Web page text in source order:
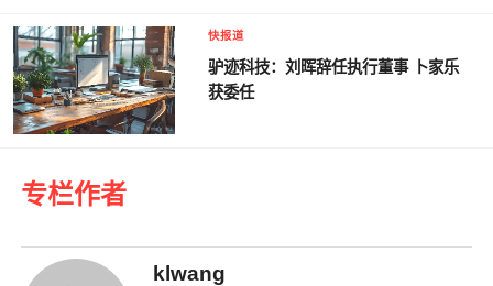
快报道
驴迹科技：刘晖辞任执行董事 卜家乐
获委任
专栏作者
klwang